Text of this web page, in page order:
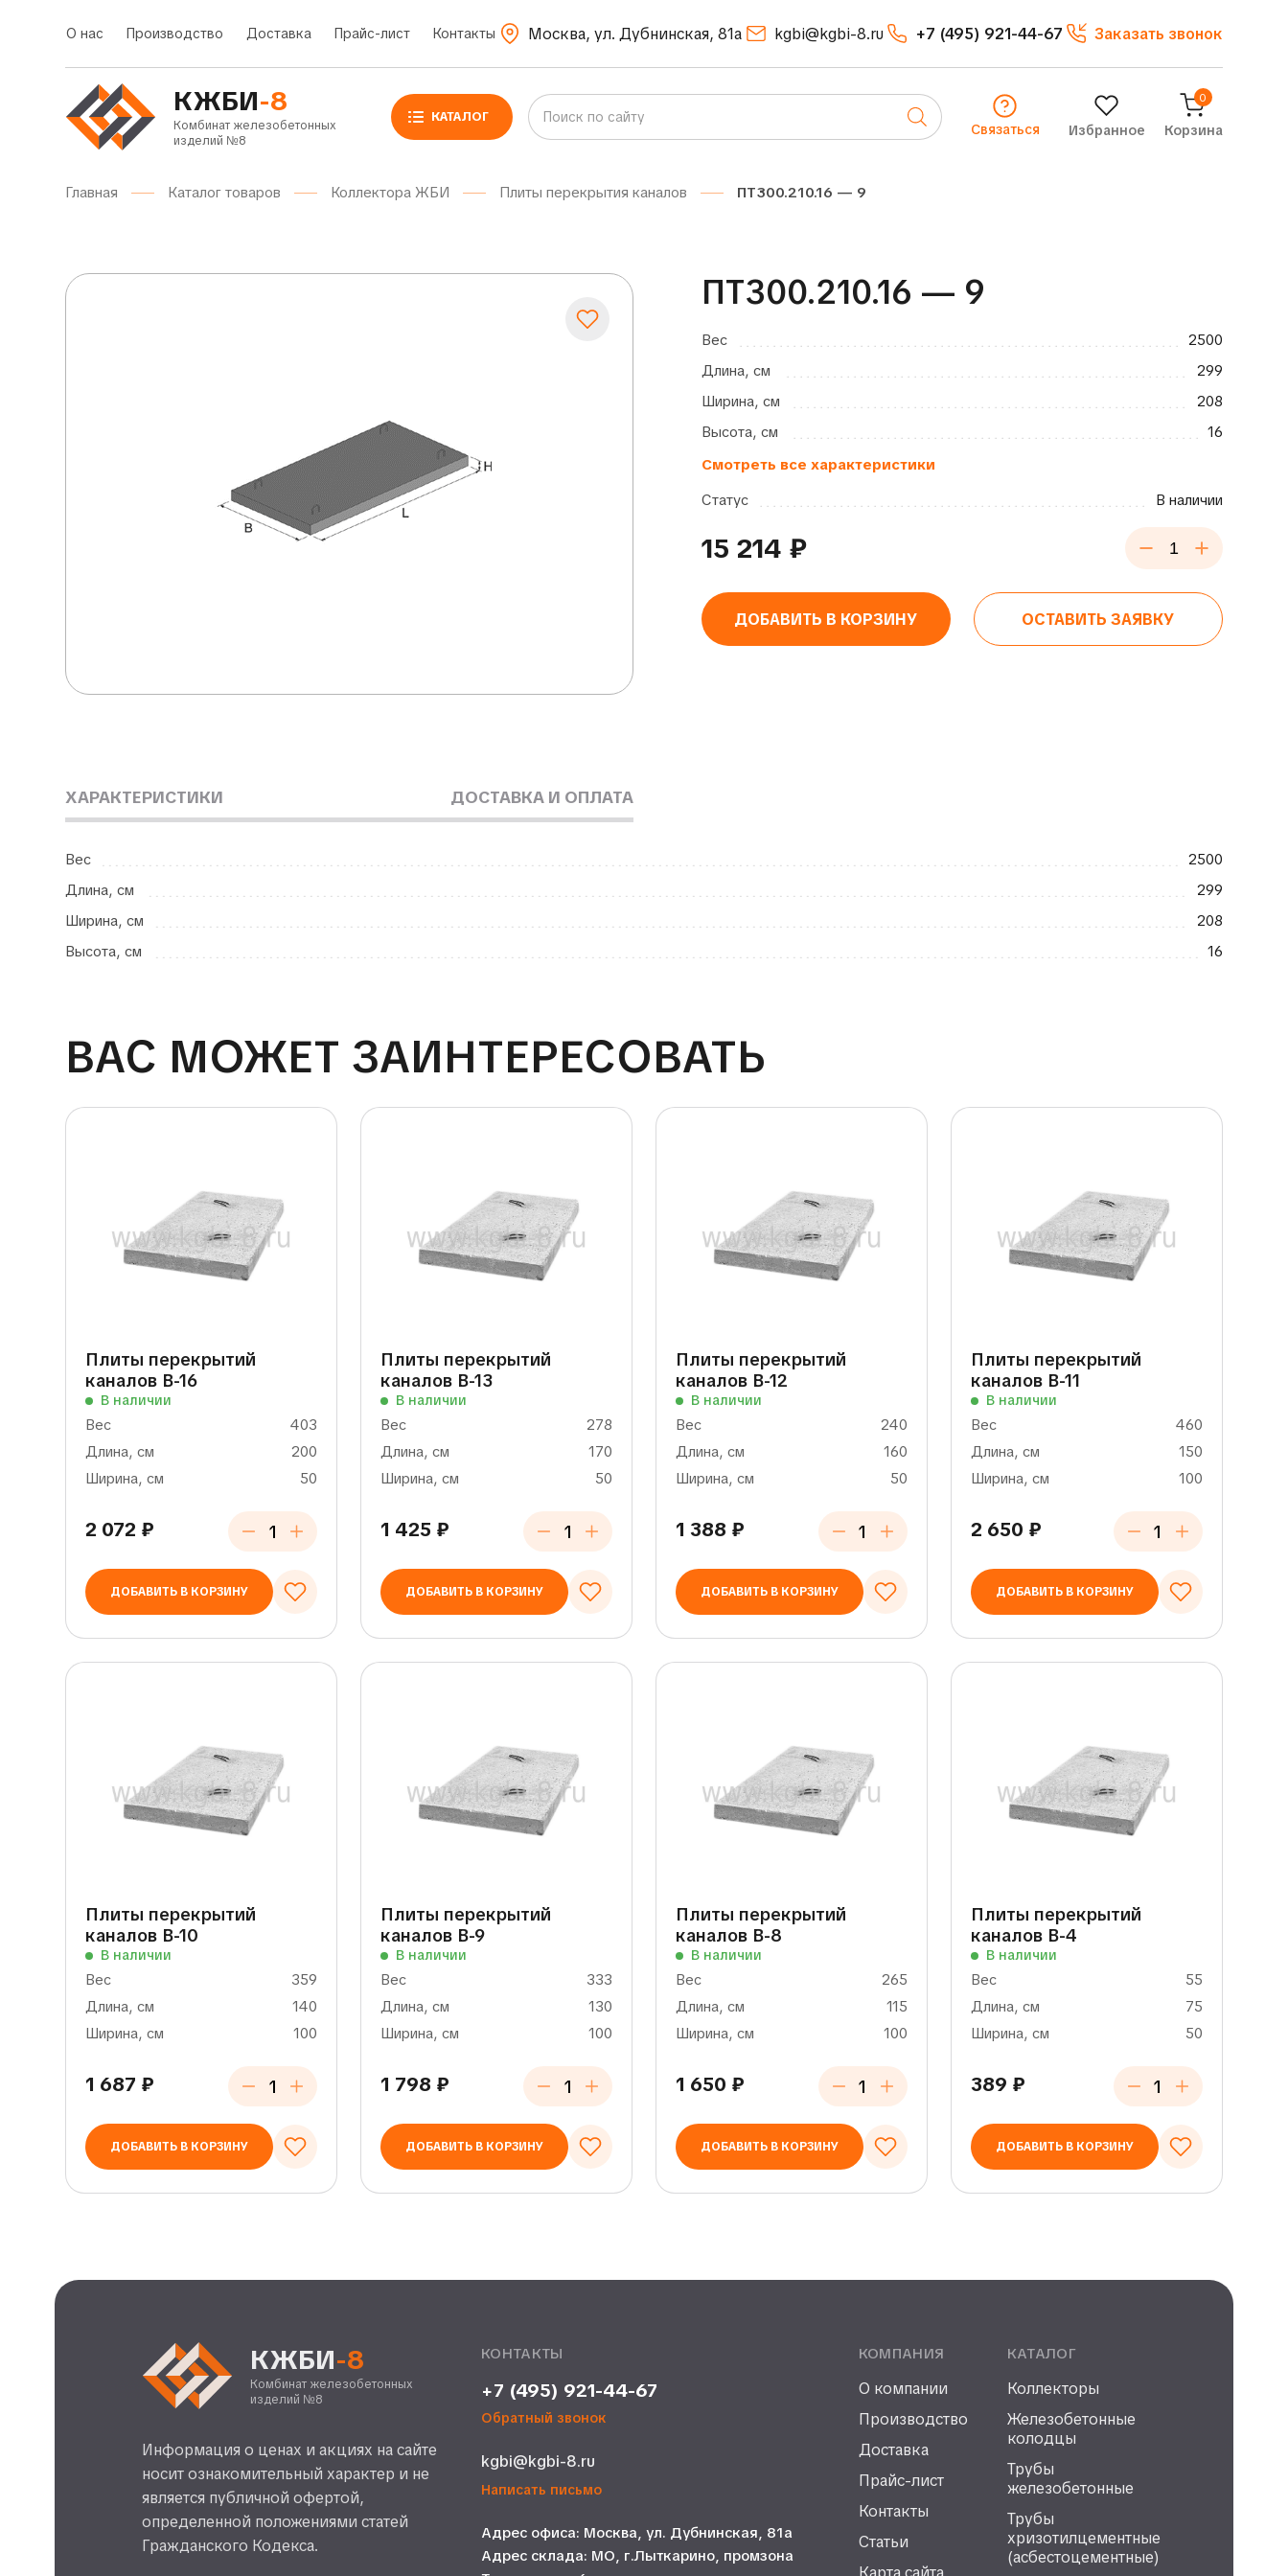
О нас Производство Доставка Прайс-лист Контакты Москва, ул. Дубнинская, 81а kgbi@kgbi-8.ru +7 (495) 921-44-67 Заказать звонок
КЖБИ-8
Комбинат железобетонных
изделий №8
КАТАЛОГ
Связаться Избранное
0
Корзина
Главная Каталог товаров Коллектора ЖБИ Плиты перекрытия каналов ПТ300.210.16 — 9
ПТ300.210.16 — 9
Вес
2500
Длина, см
299
Ширина, см
208
Высота, см
16
Смотреть все характеристики
Статус
В наличии
15 214 ₽
ДОБАВИТЬ В КОРЗИНУ ОСТАВИТЬ ЗАЯВКУ
ХАРАКТЕРИСТИКИ ДОСТАВКА И ОПЛАТА
Вес
2500
Длина, см
299
Ширина, см
208
Высота, см
16
ВАС МОЖЕТ ЗАИНТЕРЕСОВАТЬ
Плиты перекрытий
каналов В-16
В наличии
Вес
403
Длина, см
200
Ширина, см
50
2 072 ₽
ДОБАВИТЬ В КОРЗИНУ
Плиты перекрытий
каналов В-13
В наличии
Вес
278
Длина, см
170
Ширина, см
50
1 425 ₽
ДОБАВИТЬ В КОРЗИНУ
Плиты перекрытий
каналов В-12
В наличии
Вес
240
Длина, см
160
Ширина, см
50
1 388 ₽
ДОБАВИТЬ В КОРЗИНУ
Плиты перекрытий
каналов В-11
В наличии
Вес
460
Длина, см
150
Ширина, см
100
2 650 ₽
ДОБАВИТЬ В КОРЗИНУ
Плиты перекрытий
каналов В-10
В наличии
Вес
359
Длина, см
140
Ширина, см
100
1 687 ₽
ДОБАВИТЬ В КОРЗИНУ
Плиты перекрытий
каналов В-9
В наличии
Вес
333
Длина, см
130
Ширина, см
100
1 798 ₽
ДОБАВИТЬ В КОРЗИНУ
Плиты перекрытий
каналов В-8
В наличии
Вес
265
Длина, см
115
Ширина, см
100
1 650 ₽
ДОБАВИТЬ В КОРЗИНУ
Плиты перекрытий
каналов В-4
В наличии
Вес
55
Длина, см
75
Ширина, см
50
389 ₽
ДОБАВИТЬ В КОРЗИНУ
КЖБИ-8
Комбинат железобетонных
изделий №8
Информация о ценах и акциях на сайте
носит ознакомительный характер и не
является публичной офертой,
определенной положениями статей
Гражданского Кодекса.
КОНТАКТЫ
+7 (495) 921-44-67
Обратный звонок
kgbi@kgbi-8.ru
Написать письмо
Адрес офиса: Москва, ул. Дубнинская, 81а
Адрес склада: МО, г.Лыткарино, промзона
КОМПАНИЯ
О компании
Производство
Доставка
Прайс-лист
Контакты
Статьи
КАТАЛОГ
Коллекторы
Железобетонные
колодцы
Трубы
железобетонные
Трубы
хризотилцементные
(асбестоцементные)